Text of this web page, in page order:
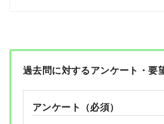
過去問に対するアンケート・要
アンケート（必須）